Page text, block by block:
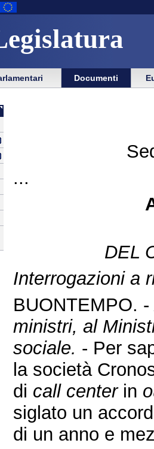
Documenti
...
DEL
Interrogazioni a
BUONTEMPO.
ministri, al
sociale. - Per
la società
di call centerin
siglato un
di un anno e